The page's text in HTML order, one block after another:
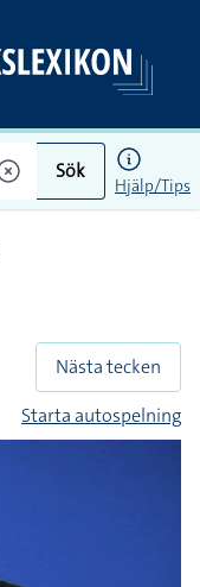
Sök
Hjälp/Tips
Nästa tecken
Starta autospelning